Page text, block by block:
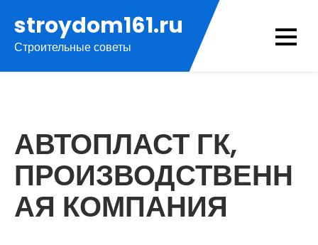
содержимому
stroydom161.ru
Строительные советы
АВТОПЛАСТ ГК,
ПРОИЗВОДСТВЕНН
АЯ КОМПАНИЯ